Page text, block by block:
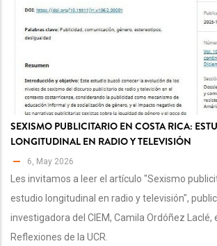
SEXISMO PUBLICITARIO EN COSTA RICA:
LONGITUDINAL EN RADIO Y TELEVISIÓN
6, May 2026
Les invitamos a leer el artículo "Sexismo
estudio longitudinal en radio y televisión",
investigadora del CIEM, Camila Ordóñez Laclé,
Reflexiones de la UCR.